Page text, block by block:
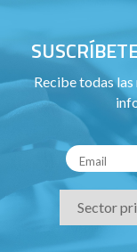
Recibe todas